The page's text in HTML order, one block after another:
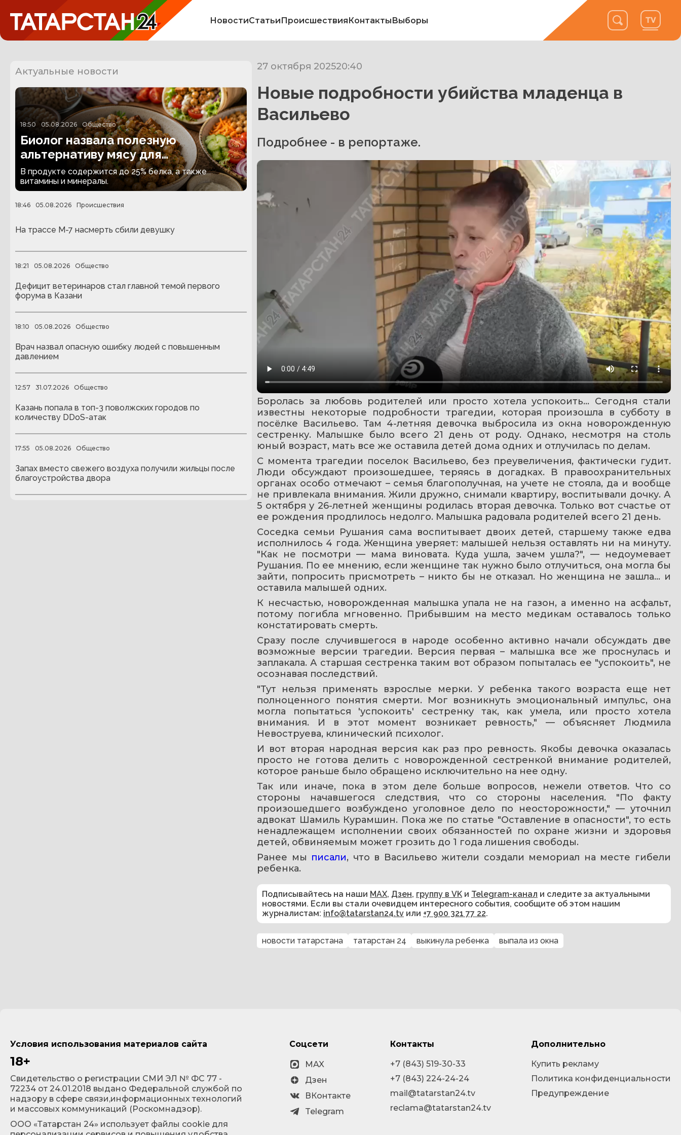
НовостиСтатьиПроисшествияКонтактыВыборы
Актуальные новости
18:50 05.08.2026 Общество
Биолог назвала полезную
альтернативу мясу для
вегетарианцев
В продукте содержится до 25% белка, а также
витамины и минералы.
18:46 05.08.2026 Происшествия
На трассе М-7 насмерть сбили девушку
18:21 05.08.2026 Общество
Дефицит ветеринаров стал главной темой первого
форума в Казани
18:10 05.08.2026 Общество
Врач назвал опасную ошибку людей с повышенным
давлением
12:57 31.07.2026 Общество
Казань попала в топ-3 поволжских городов по
количеству DDoS-атак
17:55 05.08.2026 Общество
Запах вместо свежего воздуха получили жильцы после
благоустройства двора
27 октября 202520:40
Новые подробности убийства младенца в
Васильево
Подробнее - в репортаже.
Боролась за любовь родителей или просто хотела успокоить… Сегодня стали
известны некоторые подробности трагедии, которая произошла в субботу в
посёлке Васильево. Там 4-летняя девочка выбросила из окна новорожденную
сестренку. Малышке было всего 21 день от роду. Однако, несмотря на столь
юный возраст, мать все же оставила детей дома одних и отлучилась по делам.
С момента трагедии поселок Васильево, без преувеличения, фактически гудит.
Люди обсуждают произошедшее, теряясь в догадках. В правоохранительных
органах особо отмечают – семья благополучная, на учете не стояла, да и вообще
не привлекала внимания. Жили дружно, снимали квартиру, воспитывали дочку. А
5 октября у 26-летней женщины родилась вторая девочка. Только вот счастье от
ее рождения продлилось недолго. Малышка радовала родителей всего 21 день.
Соседка семьи Рушания сама воспитывает двоих детей, старшему также едва
исполнилось 4 года. Женщина уверяет: малышей нельзя оставлять ни на минуту.
"Как не посмотри — мама виновата. Куда ушла, зачем ушла?", — недоумевает
Рушания. По ее мнению, если женщине так нужно было отлучиться, она могла бы
зайти, попросить присмотреть – никто бы не отказал. Но женщина не зашла... и
оставила малышей одних.
К несчастью, новорожденная малышка упала не на газон, а именно на асфальт,
потому погибла мгновенно. Прибывшим на место медикам оставалось только
констатировать смерть.
Сразу после случившегося в народе особенно активно начали обсуждать две
возможные версии трагедии. Версия первая – малышка все же проснулась и
заплакала. А старшая сестренка таким вот образом попыталась ее "успокоить", не
осознавая последствий.
"Тут нельзя применять взрослые мерки. У ребенка такого возраста еще нет
полноценного понятия смерти. Мог возникнуть эмоциональный импульс, она
могла попытаться 'успокоить' сестренку так, как умела, или просто хотела
внимания. И в этот момент возникает ревность," — объясняет Людмила
Невоструева, клинический психолог.
И вот вторая народная версия как раз про ревность. Якобы девочка оказалась
просто не готова делить с новорожденной сестренкой внимание родителей,
которое раньше было обращено исключительно на нее одну.
Так или иначе, пока в этом деле больше вопросов, нежели ответов. Что со
стороны начавшегося следствия, что со стороны населения. "По факту
произошедшего возбуждено уголовное дело по неосторожности," — уточнил
адвокат Шамиль Курамшин. Пока же по статье "Оставление в опасности", то есть
ненадлежащем исполнении своих обязанностей по охране жизни и здоровья
детей, обвиняемым может грозить до 1 года лишения свободы.
Ранее мы писали, что в Васильево жители создали мемориал на месте гибели
ребенка.
Подписывайтесь на наши MAX, Дзен, группу в VK и Telegram-канал и следите за актуальными
новостями. Если вы стали очевидцем интересного события, сообщите об этом нашим
журналистам: info@tatarstan24.tv или +7 900 321 77 22.
новости татарстана татарстан 24 выкинула ребенка выпала из окна
Условия использования материалов сайта
18+
Cвидетельство о регистрации СМИ ЭЛ № ФС 77 -
72234 от 24.01.2018 выдано Федеральной службой по
надзору в сфере связи,информационных технологий
и массовых коммуникаций (Роскомнадзор).
ООО «Татарстан 24» использует файлы cookie для
Соцсети
MAX
Дзен
ВКонтакте
Telegram
Контакты
+7 (843) 519-30-33
+7 (843) 224-24-24
mail@tatarstan24.tv
reclama@tatarstan24.tv
Дополнительно
Купить рекламу
Политика конфиденциальности
Предупреждение